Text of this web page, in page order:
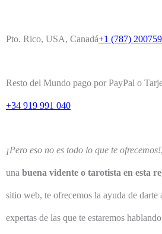
Pto. Rico, USA, Canadá+1 (787)
Resto del Mundo pago por PayPal o
+34 919 991 040
¡Pero eso no es todo lo que te ofrecemos!
una buena vidente o tarotista en esta
sitio web, te ofrecemos la ayuda de darte
expertas de las que te estaremos